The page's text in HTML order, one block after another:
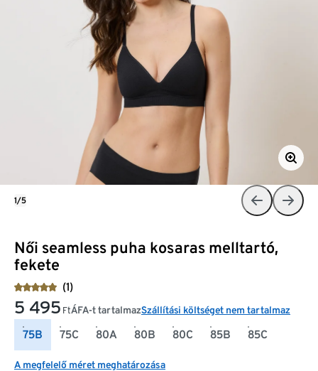
Női seamless puha kosaras melltartó,
fekete
(1)
5 495 FtÁFA-t tartalmazSzállítási költséget nem tartalmaz
75B 75C 80A 80B 80C 85B 85C
A megfelelő méret meghatározása
1/5